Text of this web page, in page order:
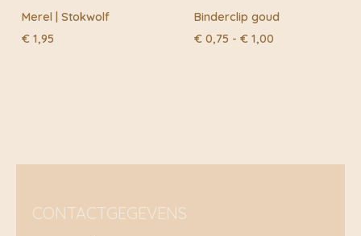
Merel | Stokwolf
€ 1,95
Binderclip goud
€ 0,75 - € 1,00
CONTACTGEGEVENS